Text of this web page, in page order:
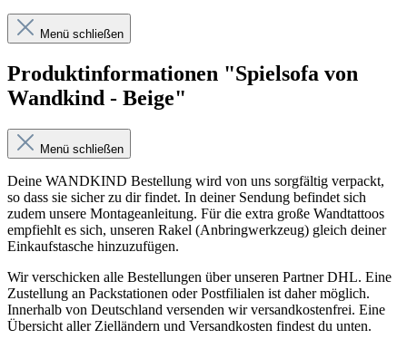
Menü schließen
Produktinformationen "Spielsofa von
Wandkind - Beige"
Menü schließen
Deine WANDKIND Bestellung wird von uns sorgfältig verpackt,
so dass sie sicher zu dir findet. In deiner Sendung befindet sich
zudem unsere Montageanleitung. Für die extra große Wandtattoos
empfiehlt es sich, unseren Rakel (Anbringwerkzeug) gleich deiner
Einkaufstasche hinzuzufügen.
Wir verschicken alle Bestellungen über unseren Partner DHL. Eine
Zustellung an Packstationen oder Postfilialen ist daher möglich.
Innerhalb von Deutschland versenden wir versandkostenfrei. Eine
Übersicht aller Zielländern und Versandkosten findest du unten.